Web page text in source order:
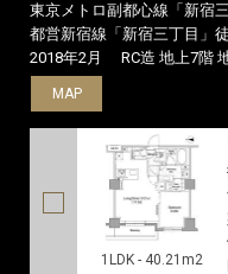
東京メトロ副都心線「新宿
都営新宿線「新宿三丁目」
2018年2月
RC造 地上7階
MAP
1LDK - 40.21m2
MAP
MAP